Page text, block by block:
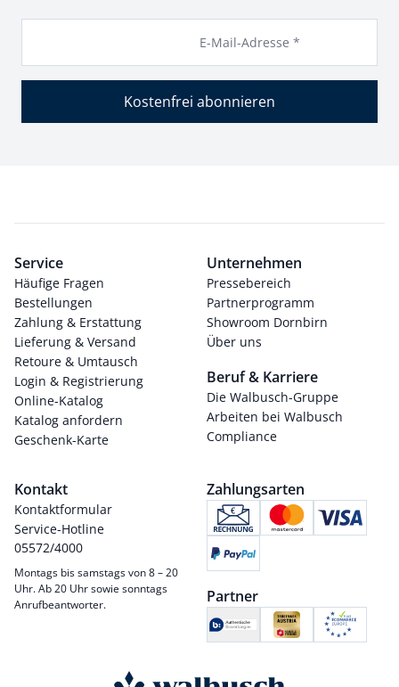
E-Mail-Adresse *
Kostenfrei abonnieren
Service
Häufige Fragen
Bestellungen
Zahlung & Erstattung
Lieferung & Versand
Retoure & Umtausch
Login & Registrierung
Online-Katalog
Katalog anfordern
Geschenk-Karte
Unternehmen
Pressebereich
Partnerprogramm
Showroom Dornbirn
Über uns
Beruf & Karriere
Die Walbusch-Gruppe
Arbeiten bei Walbusch
Compliance
Kontakt
Kontaktformular
Service-Hotline
05572/4000
Montags bis samstags von 8 – 20
Uhr. Ab 20 Uhr sowie sonntags
Anrufbeantworter.
Zahlungsarten
Partner